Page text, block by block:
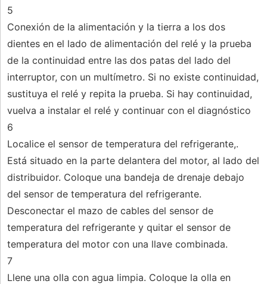
5
Conexión de la alimentación y la tierra a los dos
dientes en el lado de alimentación del relé y la prueba
de la continuidad entre las dos patas del lado del
interruptor, con un multímetro. Si no existe continuidad,
sustituya el relé y repita la prueba. Si hay continuidad,
vuelva a instalar el relé y continuar con el diagnóstico
6
Localice el sensor de temperatura del refrigerante,.
Está situado en la parte delantera del motor, al lado del
distribuidor. Coloque una bandeja de drenaje debajo
del sensor de temperatura del refrigerante.
Desconectar el mazo de cables del sensor de
temperatura del refrigerante y quitar el sensor de
temperatura del motor con una llave combinada.
7
Llene una olla con agua limpia. Coloque la olla en